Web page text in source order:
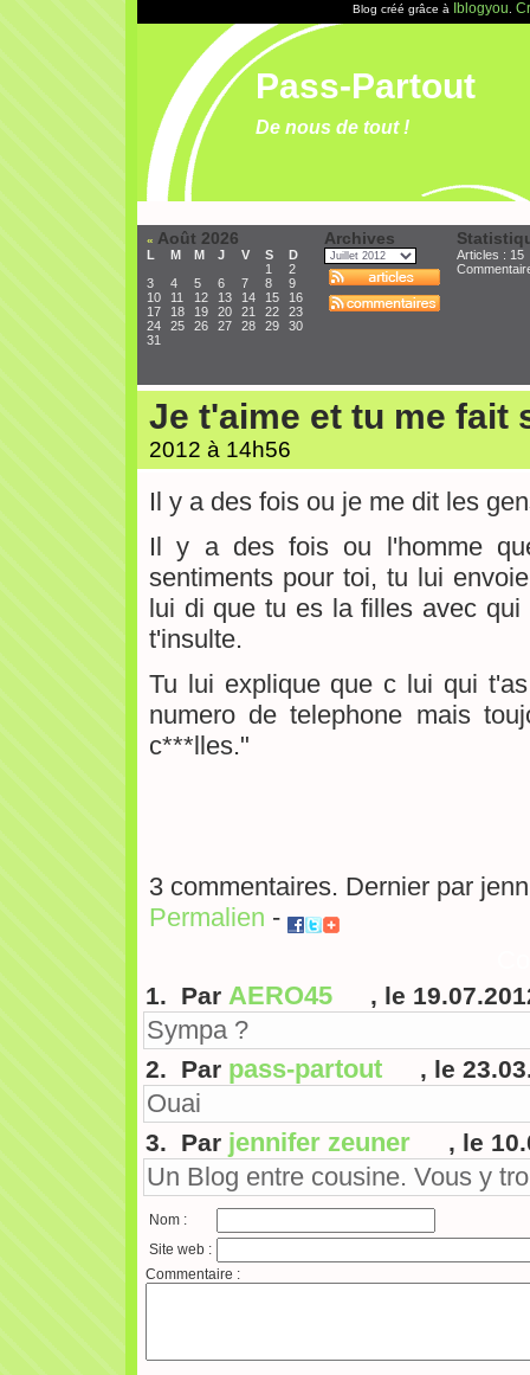
Blog créé grâce à Iblogyou
Pass-Partout
De nous de tout !
« Août 2026
L M M J V S
D
1
2
3
4 5 6 7 8
9
10
11 12 13 14 15
16
17
18 19 20 21 22
23
24
25 26 27 28 29
30
31
Archives
Articles : 15
Je t'aime et tu me fait
2012 à 14h56
Il y a des fois ou je me dit les
Il y a des fois ou l'homme
sentiments pour toi, tu lui
lui di que tu es la filles avec
t'insulte.
Tu lui explique que c lui qui
numero de telephone mais
c***lles."
3 commentaires. Dernier par
Permalien -
1. Par AERO45 , le
Sympa ?
2. Par pass-partout , le
Ouai
3. Par jennifer zeuner , le
Un Blog entre cousine. Vous y
Nom :
Site web :
Commentaire :